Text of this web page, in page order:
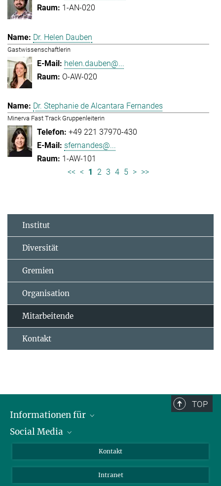
1-AN-020
Dr. Helen Dauben
Gastwissenschaftlerin
helen.dauben@...
O-AW-020
Dr. Stephanie de Alcantara Fernandes
Minerva Fast Track Gruppenleiterin
+49 221 37970-430
sfernandes@...
1-AW-101
<< < 1 2 3 4 5 > >>
Institut
Diversität
Gremien
Organisation
Mitarbeitende
Kontakt
TOP
Informationen für
Bewerbende
Journalist:innen
Social Media
Bluesky
YouTube
Kontakt
Intranet